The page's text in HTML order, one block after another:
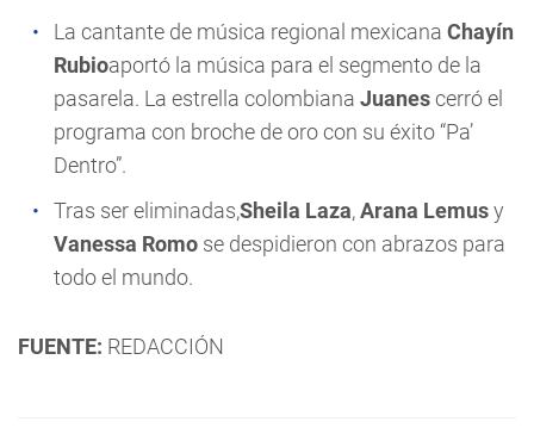
La cantante de música regional mexicana Chayín
Rubioaportó la música para el segmento de la
pasarela. La estrella colombiana Juanescerró el
programa con broche de oro con su éxito “Pa’
Dentro”.
Tras ser eliminadas,Sheila Laza,Arana Lemusy
Vanessa Romo se despidieron con abrazos para
todo el mundo.
FUENTE: REDACCIÓN